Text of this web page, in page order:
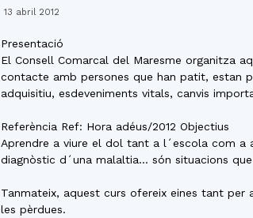
13 abril 2012
Presentació
El Consell Comarcal del Maresme organitza
contacte amb persones que han patit, estan
adquisitiu, esdeveniments vitals, canvis
Referència Ref: Hora adéus/2012 Objectius
Aprendre a viure el dol tant a l´escola com a
diagnòstic d´una malaltia… són situacions
Tanmateix, aquest curs ofereix eines tant
les pèrdues.